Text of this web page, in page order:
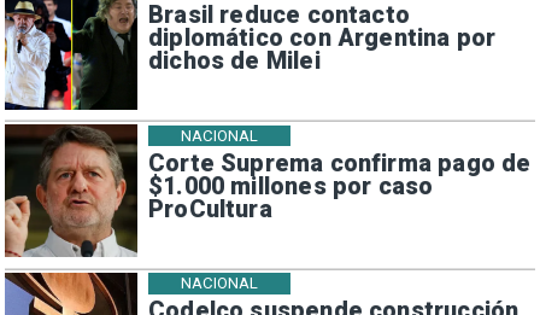
Brasil reduce contacto
diplomático con Argentina por
dichos de Milei
Corte Suprema confirma pago de
$1.000 millones por caso
ProCultura
NACIONAL
NACIONAL